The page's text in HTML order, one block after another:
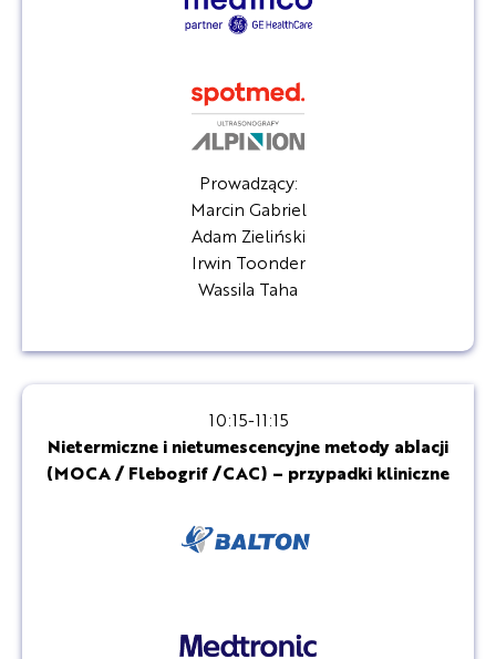
Prowadzący:
Marcin Gabriel
Adam Zieliński
Irwin Toonder
Wassila Taha
10:15-11:15
Nietermiczne i nietumescencyjne metody ablacji
(MOCA / Flebogrif /CAC) – przypadki kliniczne